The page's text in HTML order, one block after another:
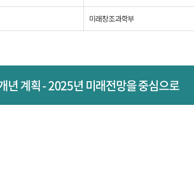
미래창조과학부
계획 - 2025년 미래전망을 중심으로